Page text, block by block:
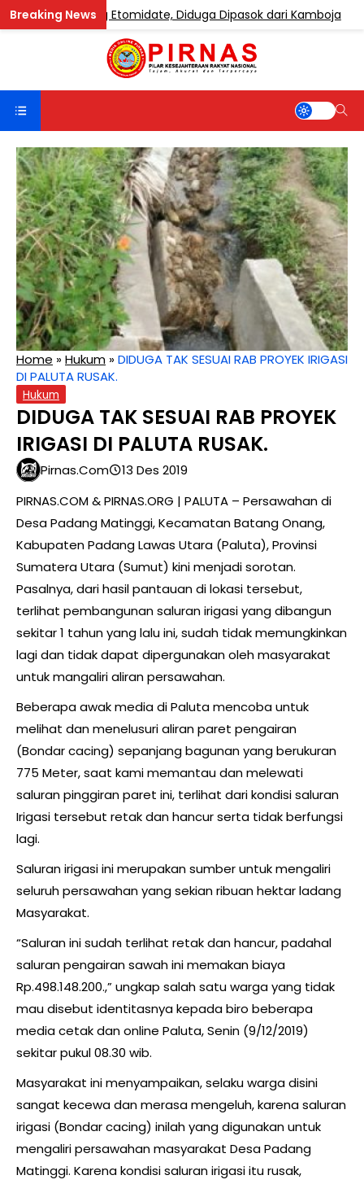
Etomidate, Diduga Dipasok dari Kamboja
Home »Hukum »DIDUGA TAK SESUAI RAB PROYEK IRIGASI
DI PALUTA RUSAK.
Hukum
DIDUGA TAK SESUAI RAB PROYEK
IRIGASI DI PALUTA RUSAK.
Pirnas.com
13 Des 2019
PIRNAS.COM & PIRNAS.ORG | PALUTA – Persawahan di
Desa Padang Matinggi, Kecamatan Batang Onang,
Kabupaten Padang Lawas Utara (Paluta), Provinsi
Sumatera Utara (Sumut) kini menjadi sorotan.
Pasalnya, dari hasil pantauan di lokasi tersebut,
terlihat pembangunan saluran irigasi yang dibangun
sekitar 1 tahun yang lalu ini, sudah tidak memungkinkan
lagi dan tidak dapat dipergunakan oleh masyarakat
untuk mangaliri aliran persawahan.
Beberapa awak media di Paluta mencoba untuk
melihat dan menelusuri aliran paret pengairan
(Bondar cacing) sepanjang bagunan yang berukuran
775 Meter, saat kami memantau dan melewati
saluran pinggiran paret ini, terlihat dari kondisi saluran
Irigasi tersebut retak dan hancur serta tidak berfungsi
lagi.
Saluran irigasi ini merupakan sumber untuk mengaliri
seluruh persawahan yang sekian ribuan hektar ladang
Masyarakat.
“Saluran ini sudah terlihat retak dan hancur, padahal
saluran pengairan sawah ini memakan biaya
Rp.498.148.200.,” ungkap salah satu warga yang tidak
mau disebut identitasnya kepada biro beberapa
media cetak dan online Paluta, Senin (9/12/2019)
sekitar pukul 08.30 wib.
Masyarakat ini menyampaikan, selaku warga disini
sangat kecewa dan merasa mengeluh, karena saluran
irigasi (Bondar cacing) inilah yang digunakan untuk
mengaliri persawahan masyarakat Desa Padang
Matinggi. Karena kondisi saluran irigasi itu rusak,